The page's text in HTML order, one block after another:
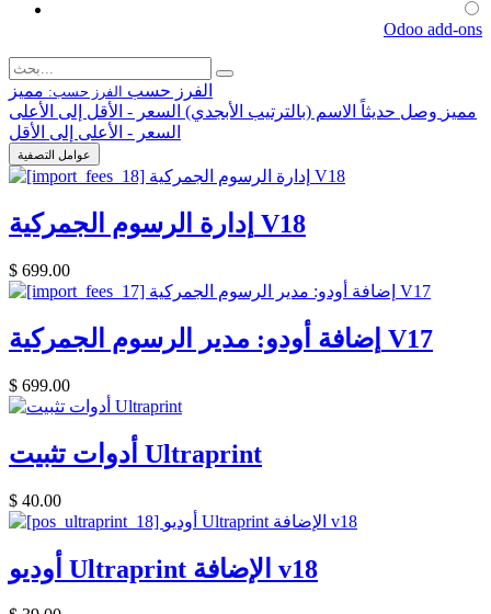
Odoo add-ons
الفرز حسب الفرز حسب: مميز
مميز وصل حديثاً الاسم (بالترتيب الأبجدي) السعر - الأقل إلى الأعلى
السعر - الأعلى إلى الأقل
عوامل التصفية
إدارة الرسوم الجمركية V18
$ 699.00
إضافة أودو: مدير الرسوم الجمركية V17
$ 699.00
أدوات تثبيت Ultraprint
$ 40.00
أوديو Ultraprint الإضافة v18